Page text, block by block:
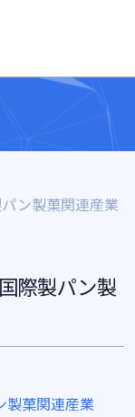
ン製菓関連産業
際製パン製
製菓関連産業